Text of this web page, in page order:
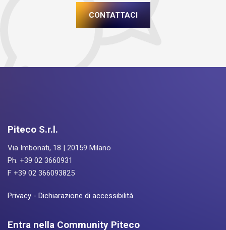
CONTATTACI
Piteco S.r.l.
Via Imbonati, 18 | 20159 Milano
Ph. +39 02 3660931
F +39 02 366093825
Privacy - Dichiarazione di accessibilità
Entra nella Community Piteco